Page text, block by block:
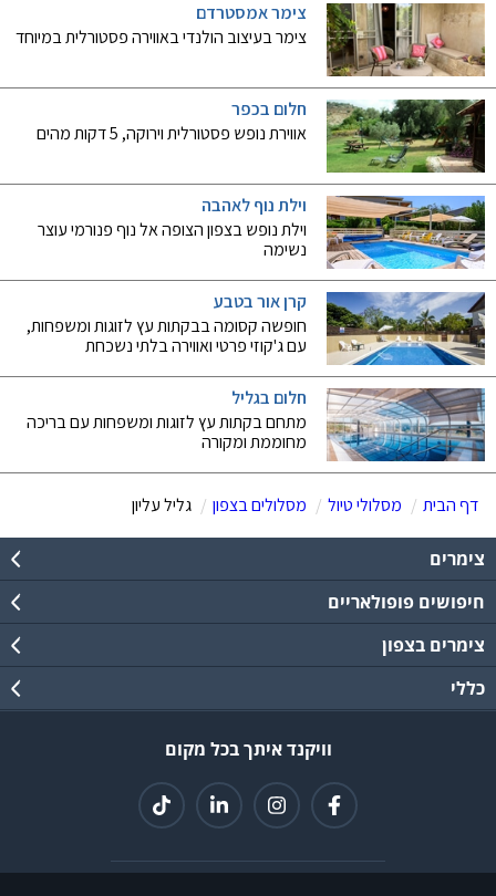
דף הבית מסלולי טיול מסלולים בצפון גליל עליון
צימר אמסטרדם
צימר בעיצוב הולנדי באווירה פסטורלית במיוחד
חלום בכפר
אווירת נופש פסטורלית וירוקה, 5 דקות מהים
וילת נוף לאהבה
וילת נופש בצפון הצופה אל נוף פנורמי עוצר
נשימה
קרן אור בטבע
חופשה קסומה בבקתות עץ לזוגות ומשפחות,
עם ג'קוזי פרטי ואווירה בלתי נשכחת
חלום בגליל
מתחם בקתות עץ לזוגות ומשפחות עם בריכה
מחוממת ומקורה
צימרים
חיפושים פופולאריים
צימרים בצפון
כללי
וויקנד איתך בכל מקום